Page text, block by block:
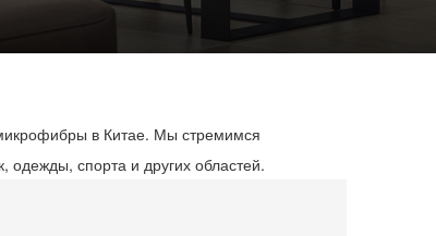
в Китае. Мы стремимся
спорта и других областей.